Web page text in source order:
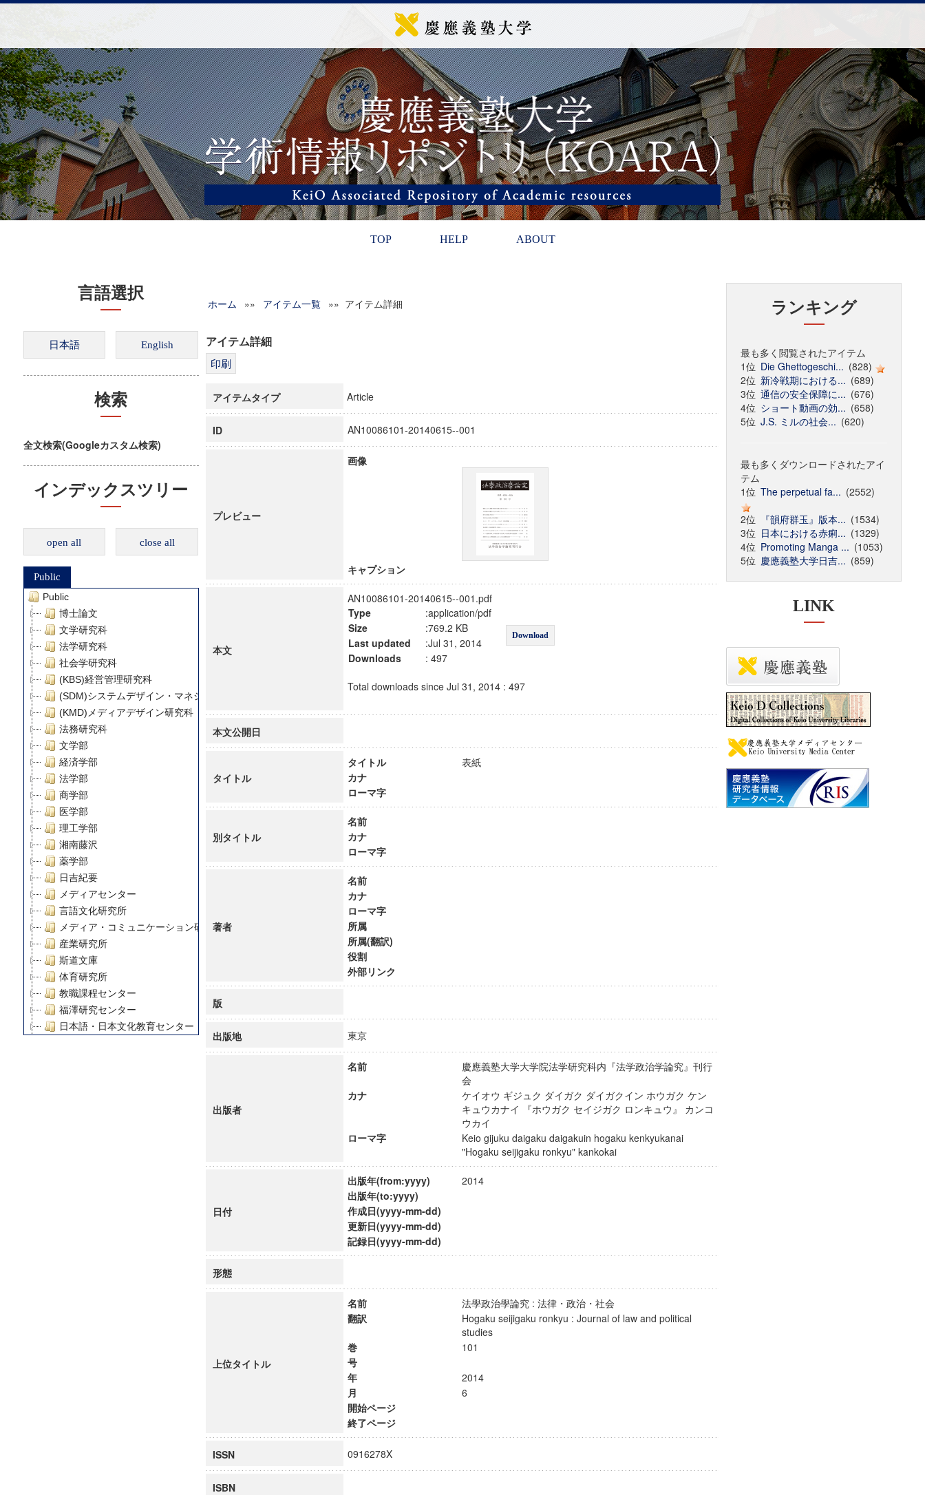
TOP HELP ABOUT
言語選択
検索
全文検索(Googleカスタム検索)
インデックスツリー
open all close all
Public
Public
博士論文
文学研究科
法学研究科
社会学研究科
(KBS)経営管理研究科
(SDM)システムデザイン・マネジメント研究科
(KMD)メディアデザイン研究科
法務研究科
文学部
経済学部
法学部
商学部
医学部
理工学部
湘南藤沢
薬学部
日吉紀要
メディアセンター
言語文化研究所
メディア・コミュニケーション研究所
産業研究所
斯道文庫
体育研究所
教職課程センター
福澤研究センター
日本語・日本文化教育センター
慶應義塾大学グローバルCOEプログラム論理と感性の先端的教育研究拠点
博士課程教育リーディングプログラム「超成熟社会発展のサイエンス」
ホーム »» アイテム一覧 »» アイテム詳細
アイテム詳細
アイテムタイプ Article
ID AN10086101-20140615--001
プレビュー
画像
キャプション
本文
AN10086101-20140615--001.pdf
Type
:application/pdf
Download
Size
:769.2 KB
Last updated
:Jul 31, 2014
Downloads
: 497
Total downloads since Jul 31, 2014 : 497
本文公開日
タイトル
タイトル
表紙
カナ
ローマ字
別タイトル
名前
カナ
ローマ字
著者
名前
カナ
ローマ字
所属
所属(翻訳)
役割
外部リンク
版
出版地 東京
出版者
名前
慶應義塾大学大学院法学研究科内『法学政治学論究』刊行
会
カナ
ケイオウ ギジュク ダイガク ダイガクイン ホウガク ケン
キュウカナイ 『ホウガク セイジガク ロンキュウ』 カンコ
ウカイ
ローマ字
Keio gijuku daigaku daigakuin hogaku kenkyukanai
"Hogaku seijigaku ronkyu" kankokai
日付
出版年(from:yyyy)
2014
出版年(to:yyyy)
作成日(yyyy-mm-dd)
更新日(yyyy-mm-dd)
記録日(yyyy-mm-dd)
形態
上位タイトル
名前
法學政治學論究 : 法律・政治・社会
翻訳
Hogaku seijigaku ronkyu : Journal of law and political
studies
巻
101
号
年
2014
月
6
開始ページ
終了ページ
ISSN 0916278X
ISBN
ランキング
最も多く閲覧されたアイテム
1位 Die Ghettogeschi... (828)
2位 新冷戦期における... (689)
3位 通信の安全保障に... (676)
4位 ショート動画の効... (658)
5位 J.S. ミルの社会... (620)
最も多くダウンロードされたアイ
テム
1位 The perpetual fa... (2552)
2位
『韻府群玉』版本... (1534)
3位 日本における赤痢... (1329)
4位 Promoting Manga ... (1053)
5位 慶應義塾大学日吉... (859)
LINK